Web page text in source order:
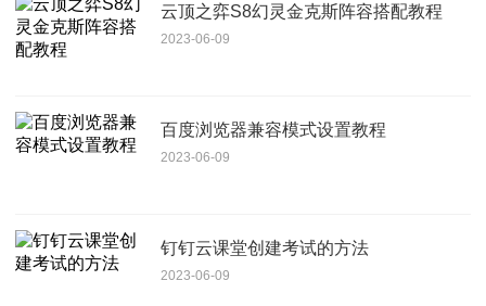
云顶之弈S8幻灵金克斯阵容搭配教程
2023-06-09
百度浏览器兼容模式设置教程
2023-06-09
钉钉云课堂创建考试的方法
2023-06-09